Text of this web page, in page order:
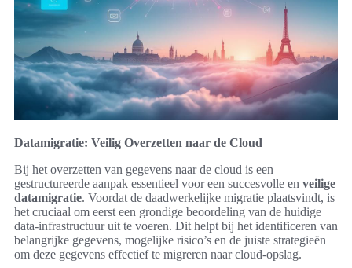
Datamigratie: Veilig Overzetten naar de Cloud
Bij het overzetten van gegevens naar de cloud is een
gestructureerde aanpak essentieel voor een succesvolle en veilige
datamigratie. Voordat de daadwerkelijke migratie plaatsvindt, is
het cruciaal om eerst een grondige beoordeling van de huidige
data-infrastructuur uit te voeren. Dit helpt bij het identificeren van
belangrijke gegevens, mogelijke risico’s en de juiste strategieën
om deze gegevens effectief te migreren naar cloud-opslag.